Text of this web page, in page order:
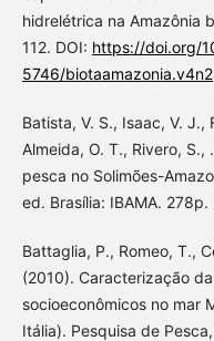
hidrelétrica na Amazônia
112. DOI: https://doi.org/
5746/
Batista, V. S., Isaac, V.
Almeida, O. T., Rivero, S.,
pesca no Solimões-
ed. Brasília: IBAMA. 278p.
Battaglia, P., Romeo, T.,
(2010). Caracterização
socioeconômicos no mar
Itália). Pesquisa de